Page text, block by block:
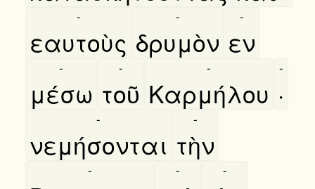
εαυτοὺς
-
δρυμὸν
-
εν
-
μέσω
-
τοῦ
-
Καρμήλου
-
·
-
νεμήσονται
-
τὴν
-
- - -